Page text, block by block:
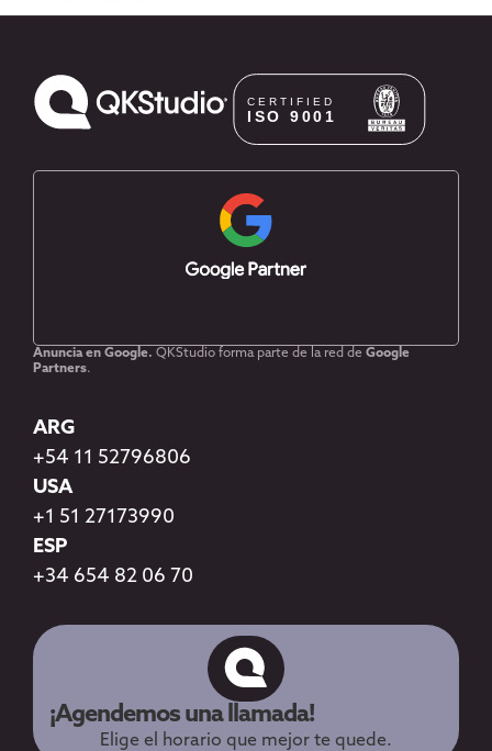
Anuncia en Google. QKStudio forma parte de la red de Google
Partners.
ARG
+54 11 52796806
USA
+1 51 27173990
ESP
+34 654 82 06 70
¡Agendemos una llamada!
Elige el horario que mejor te quede.